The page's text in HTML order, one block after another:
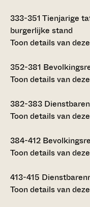
333-351 Tienjarige
burgerlijke stand
Toon details van
352-381
Toon details van
382-383
Toon details van
384-412
Toon details van
413-415
Toon details van